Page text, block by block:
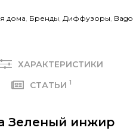
дома Бренды Диффузоры Bago
ХАРАКТЕРИСТИКИ
СТАТЬИ 1
Зеленый инжир